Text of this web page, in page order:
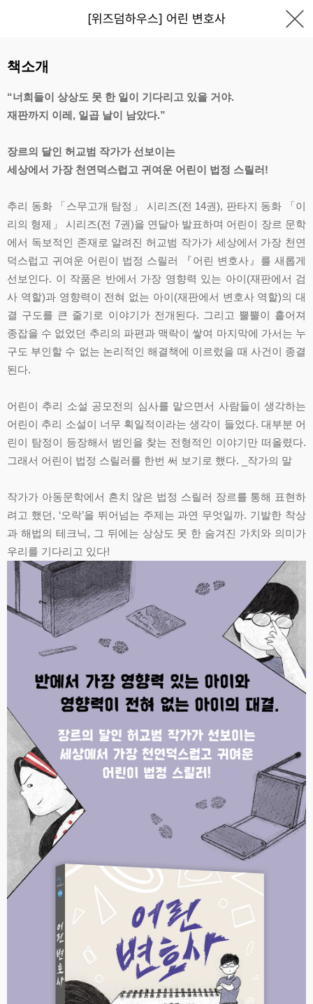
[위즈덤하우스] 어린 변호사
책소개
“너희들이 상상도 못 한 일이 기다리고 있을 거야.
재판까지 이레, 일곱 날이 남았다.”
장르의 달인 허교범 작가가 선보이는
세상에서 가장 천연덕스럽고 귀여운 어린이 법정 스릴러!
추리 동화 「스무고개 탐정」 시리즈(전 14권), 판타지 동화 「이
리의 형제」 시리즈(전 7권)을 연달아 발표하며 어린이 장르 문학
에서 독보적인 존재로 알려진 허교범 작가가 세상에서 가장 천연
덕스럽고 귀여운 어린이 법정 스릴러 『어린 변호사』를 새롭게
선보인다. 이 작품은 반에서 가장 영향력 있는 아이(재판에서 검
사 역할)과 영향력이 전혀 없는 아이(재판에서 변호사 역할)의 대
결 구도를 큰 줄기로 이야기가 전개된다. 그리고 뿔뿔이 흩어져
종잡을 수 없었던 추리의 파편과 맥락이 쌓여 마지막에 가서는 누
구도 부인할 수 없는 논리적인 해결책에 이르렀을 때 사건이 종결
된다.
어린이 추리 소설 공모전의 심사를 맡으면서 사람들이 생각하는
어린이 추리 소설이 너무 획일적이라는 생각이 들었다. 대부분 어
린이 탐정이 등장해서 범인을 찾는 전형적인 이야기만 떠올렸다.
그래서 어린이 법정 스릴러를 한번 써 보기로 했다. _작가의 말
작가가 아동문학에서 흔치 않은 법정 스릴러 장르를 통해 표현하
려고 했던, ‘오락’을 뛰어넘는 주제는 과연 무엇일까. 기발한 착상
과 해법의 테크닉, 그 뒤에는 상상도 못 한 숨겨진 가치와 의미가
우리를 기다리고 있다!